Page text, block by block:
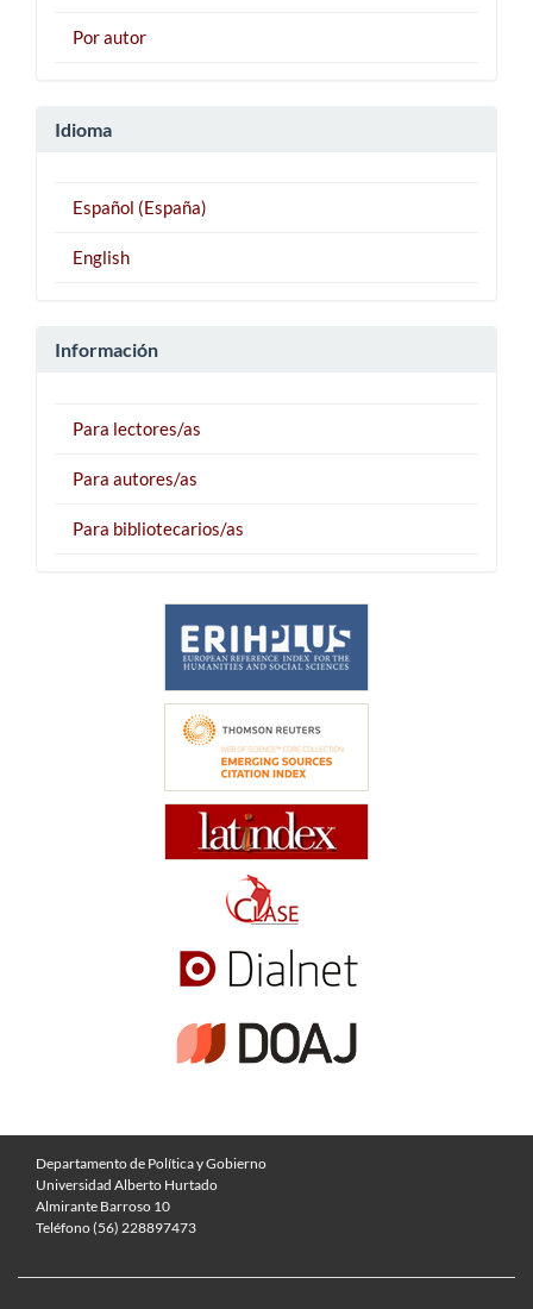
Por autor
Idioma
Español (España)
English
Información
Para lectores/as
Para autores/as
Para bibliotecarios/as
Departamento de Política y Gobierno
Universidad Alberto Hurtado
Almirante Barroso 10
Teléfono (56) 228897473